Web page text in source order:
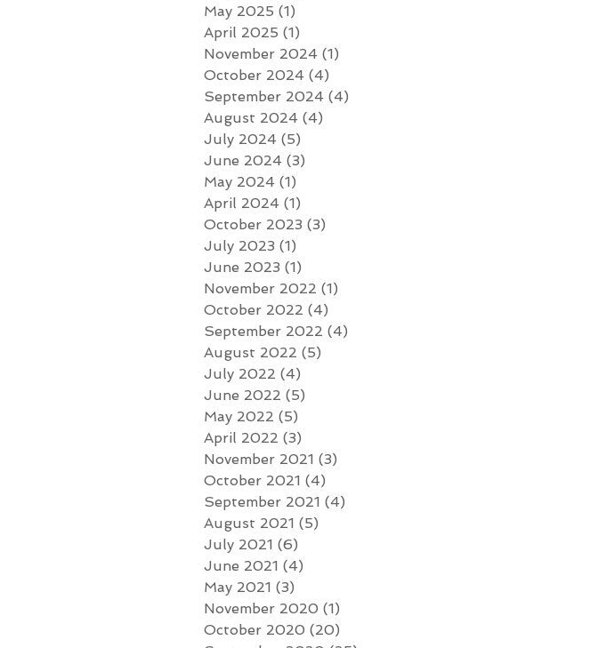
May 2025 (1)
April 2025 (1)
November 2024 (1)
October 2024 (4)
September 2024 (4)
August 2024 (4)
July 2024 (5)
June 2024 (3)
May 2024 (1)
April 2024 (1)
October 2023 (3)
July 2023 (1)
June 2023 (1)
November 2022 (1)
October 2022 (4)
September 2022 (4)
August 2022 (5)
July 2022 (4)
June 2022 (5)
May 2022 (5)
April 2022 (3)
November 2021 (3)
October 2021 (4)
September 2021 (4)
August 2021 (5)
July 2021 (6)
June 2021 (4)
May 2021 (3)
November 2020 (1)
October 2020 (20)